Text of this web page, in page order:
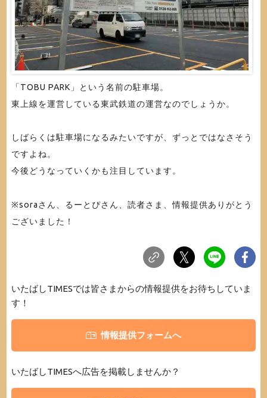
「TOBU PARK」という名前の駐車場。
東上線を運営している東武鉄道の運営なのでしょうか。
しばらくは駐車場になるみたいですが、ずっとではなさそう
ですよね。
今後どうなっていくかも注目しています。
※soraさん、るーとぴさん、読者さま、情報提供ありがとう
ございました！
いたばしTIMESでは皆さまからの情報提供をお待ちしていま
す！
情報提供フォームへ
いたばしTIMESへ広告を掲載しませんか？